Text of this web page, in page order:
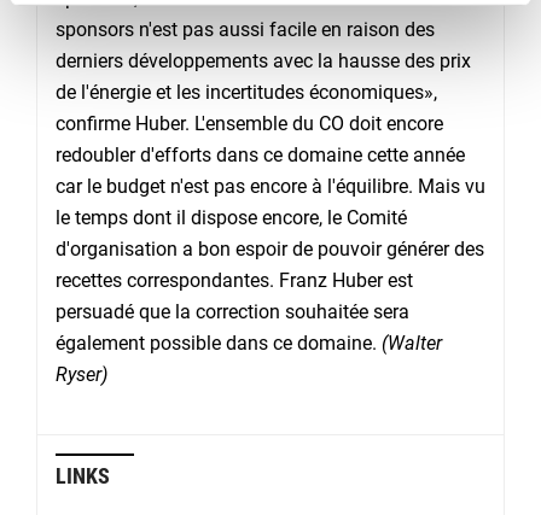
sponsors n'est pas aussi facile en raison des
derniers développements avec la hausse des prix
de l'énergie et les incertitudes économiques»,
confirme Huber. L'ensemble du CO doit encore
redoubler d'efforts dans ce domaine cette année
car le budget n'est pas encore à l'équilibre. Mais vu
le temps dont il dispose encore, le Comité
d'organisation a bon espoir de pouvoir générer des
recettes correspondantes. Franz Huber est
persuadé que la correction souhaitée sera
également possible dans ce domaine. (Walter
Ryser)
LINKS